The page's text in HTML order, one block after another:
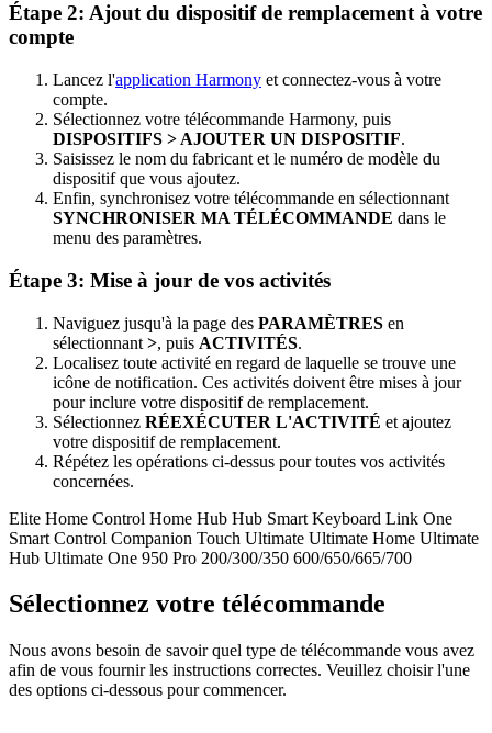
Étape 2: Ajout du dispositif de remplacement à votre
compte
Lancez l'application Harmony et connectez-vous à votre
compte.
Sélectionnez votre télécommande Harmony, puis
DISPOSITIFS > AJOUTER UN DISPOSITIF.
Saisissez le nom du fabricant et le numéro de modèle du
dispositif que vous ajoutez.
Enfin, synchronisez votre télécommande en sélectionnant
SYNCHRONISER MA TÉLÉCOMMANDE dans le
menu des paramètres.
Étape 3: Mise à jour de vos activités
Naviguez jusqu'à la page des PARAMÈTRES en
sélectionnant >, puis ACTIVITÉS.
Localisez toute activité en regard de laquelle se trouve une
icône de notification. Ces activités doivent être mises à jour
pour inclure votre dispositif de remplacement.
Sélectionnez RÉEXÉCUTER L'ACTIVITÉ et ajoutez
votre dispositif de remplacement.
Répétez les opérations ci-dessus pour toutes vos activités
concernées.
Elite Home Control Home Hub Hub Smart Keyboard Link One
Smart Control Companion Touch Ultimate Ultimate Home Ultimate
Hub Ultimate One 950 Pro 200/300/350 600/650/665/700
Sélectionnez votre télécommande
Nous avons besoin de savoir quel type de télécommande vous avez
afin de vous fournir les instructions correctes. Veuillez choisir l'une
des options ci-dessous pour commencer.